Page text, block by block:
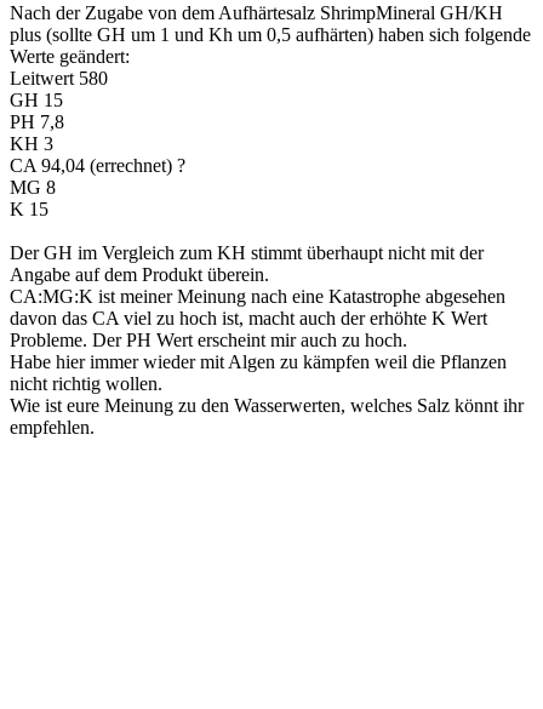
Nach der Zugabe von dem Aufhärtesalz ShrimpMineral GH/KH
plus (sollte GH um 1 und Kh um 0,5 aufhärten) haben sich folgende
Werte geändert:
Leitwert 580
GH 15
PH 7,8
KH 3
CA 94,04 (errechnet) ?
MG 8
K 15
Der GH im Vergleich zum KH stimmt überhaupt nicht mit der
Angabe auf dem Produkt überein.
CA:MG:K ist meiner Meinung nach eine Katastrophe abgesehen
davon das CA viel zu hoch ist, macht auch der erhöhte K Wert
Probleme. Der PH Wert erscheint mir auch zu hoch.
Habe hier immer wieder mit Algen zu kämpfen weil die Pflanzen
nicht richtig wollen.
Wie ist eure Meinung zu den Wasserwerten, welches Salz könnt ihr
empfehlen.